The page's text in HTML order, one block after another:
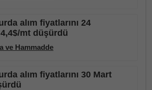
alım fiyatlarını 24
4,4$/mt düşürdü
ve Hammadde
alım fiyatlarını 30 Mart